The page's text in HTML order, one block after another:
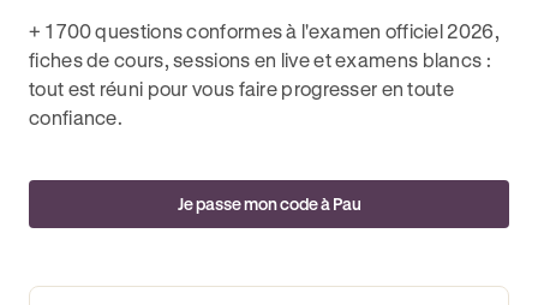
+ 1 700 questions conformes à l'examen officiel 2026,
fiches de cours, sessions en live et examens blancs :
tout est réuni pour vous faire progresser en toute
confiance.
Je passe mon code à Pau